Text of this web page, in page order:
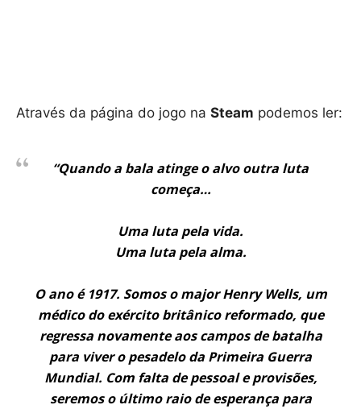
Através da página do jogo na Steam podemos ler:
“Quando a bala atinge o alvo outra luta
começa…
Uma luta pela vida.
Uma luta pela alma.
O ano é 1917. Somos o major Henry Wells, um
médico do exército britânico reformado, que
regressa novamente aos campos de batalha
para viver o pesadelo da Primeira Guerra
Mundial. Com falta de pessoal e provisões,
seremos o último raio de esperança para